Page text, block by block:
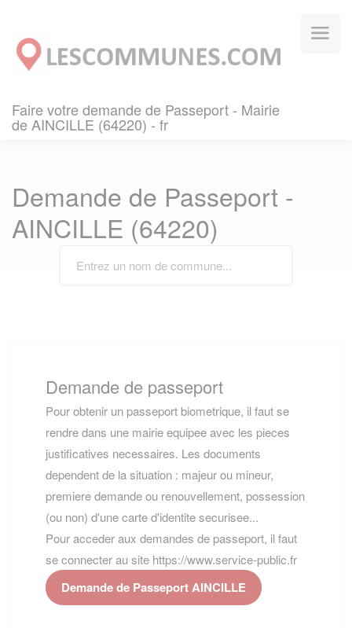
Faire votre demande de Passeport - Mairie
de AINCILLE (64220) - fr
Demande de Passeport -
AINCILLE (64220)
Demande de passeport
Pour obtenir un passeport biometrique, il faut se
rendre dans une mairie equipee avec les pieces
justificatives necessaires. Les documents
dependent de la situation : majeur ou mineur,
premiere demande ou renouvellement, possession
(ou non) d'une carte d'identite securisee...
Pour acceder aux demandes de passeport, il faut
se connecter au site https://www.service-public.fr
Demande de Passeport AINCILLE